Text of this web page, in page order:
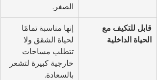
الصغر.
قابل للتكيف مع
الحياة الداخلية
إنها مناسبة تمامًا
لحياة الشقق ولا
تتطلب مساحات
خارجية كبيرة لتشعر
بالسعادة.